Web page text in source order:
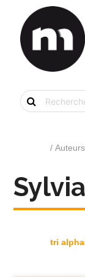
Recherche
de
livre
/
tri